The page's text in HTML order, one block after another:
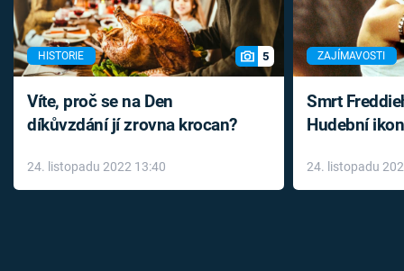
HISTORIE 5
Víte, proč se na Den
díkůvzdání jí zrovna krocan?
24. listopadu 2022 13:40
ZAJÍMAVOSTI
Smrt
Hudební
léky
24. listopadu